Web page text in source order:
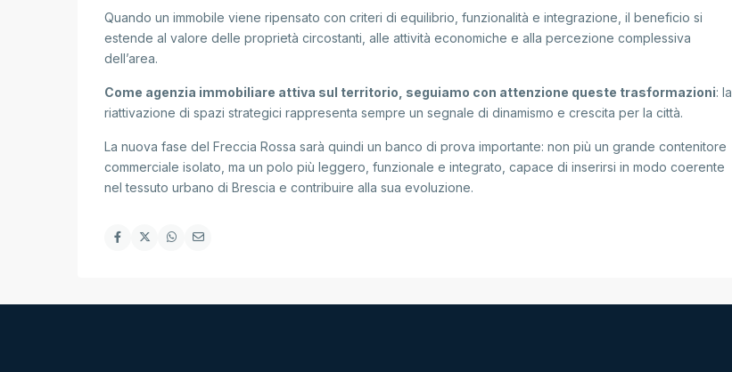
Quando un immobile viene ripensato con criteri di equilibrio, funzionalità e integrazione, il beneficio si
estende al valore delle proprietà circostanti, alle attività economiche e alla percezione complessiva
dell’area.
Come agenzia immobiliare attiva sul territorio, seguiamo con attenzione queste trasformazioni: la
riattivazione di spazi strategici rappresenta sempre un segnale di dinamismo e crescita per la città.
La nuova fase del Freccia Rossa sarà quindi un banco di prova importante: non più un grande contenitore
commerciale isolato, ma un polo più leggero, funzionale e integrato, capace di inserirsi in modo coerente
nel tessuto urbano di Brescia e contribuire alla sua evoluzione.